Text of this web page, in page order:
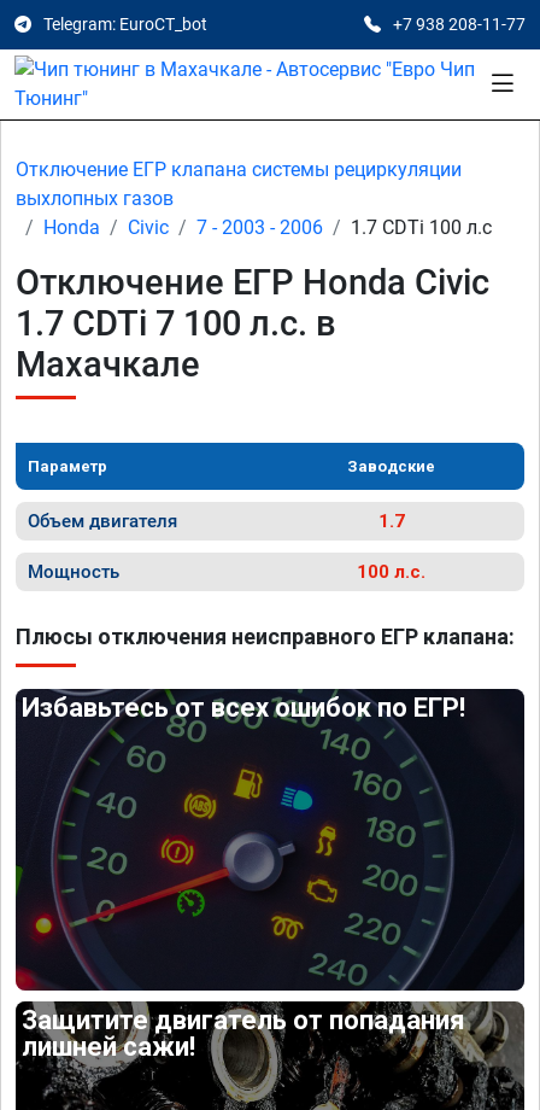
Telegram: EuroCT_bot +7 938 208-11-77
Отключение ЕГР клапана системы рециркуляции
выхлопных газов
Honda
Civic 7 - 2003 - 2006 1.7 CDTi 100 л.с
Отключение ЕГР Honda Civic
1.7 CDTi 7 100 л.с. в
Махачкале
Параметр Заводские
Объем двигателя 1.7
Мощность 100 л.с.
Плюсы отключения неисправного ЕГР клапана:
Избавьтесь от всех ошибок по ЕГР!
Защитите двигатель от попадания
лишней сажи!